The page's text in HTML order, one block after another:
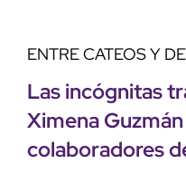
ENTRE CATEOS Y
Las incógnitas
Ximena
colaboradores